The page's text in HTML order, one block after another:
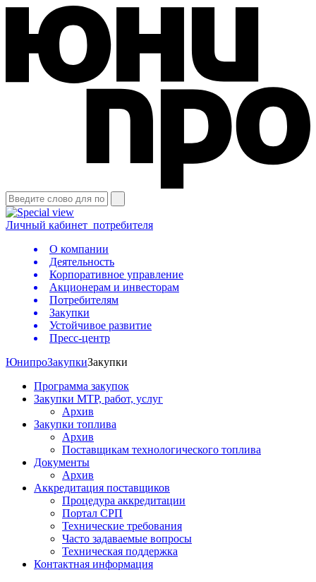
Личный кабинет потребителя
О компании
Деятельность
Корпоративное управление
Акционерам и инвесторам
Потребителям
Закупки
Устойчивое развитие
Пресс-центр
ЮнипроЗакупкиЗакупки
Программа закупок
Закупки МТР, работ, услуг
Архив
Закупки топлива
Архив
Поставщикам технологического топлива
Документы
Архив
Аккредитация поставщиков
Процедура аккредитации
Портал СРП
Технические требования
Часто задаваемые вопросы
Техническая поддержка
Контактная информация